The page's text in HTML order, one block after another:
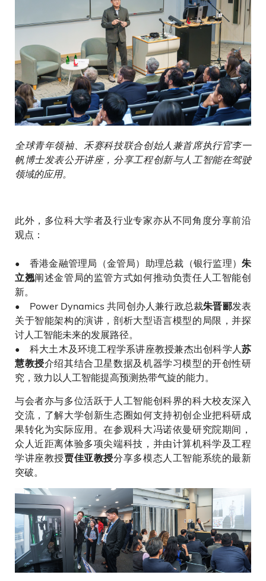
全球青年领袖、禾赛科技联合创始人兼首席执行官李一
帆博士发表公开讲座，分享工程创新与人工智能在驾驶
领域的应用。
此外，多位科大学者及行业专家亦从不同角度分享前沿
观点：
• 香港金融管理局（金管局）助理总裁（银行监理） 朱
立翘阐述金管局的监管方式如何推动负责任人工智能创
新。
• Power Dynamics 共同创办人兼行政总裁朱晋郦发表
关于智能架构的演讲，剖析大型语言模型的局限，并探
讨人工智能未来的发展路径。
• 科大土木及环境工程学系讲座教授兼杰出创科学人 苏
慧教授介绍其结合卫星数据及机器学习模型的开创性研
究，致力以人工智能提高预测热带气旋的能力。
与会者亦与多位活跃于人工智能创科界的科大校友深入
交流，了解大学创新生态圈如何支持初创企业把科研成
果转化为实际应用。在参观科大冯诺依曼研究院期间，
众人近距离体验多项尖端科技，并由计算机科学及工程
学讲座教授贾佳亚教授分享多模态人工智能系统的最新
突破。